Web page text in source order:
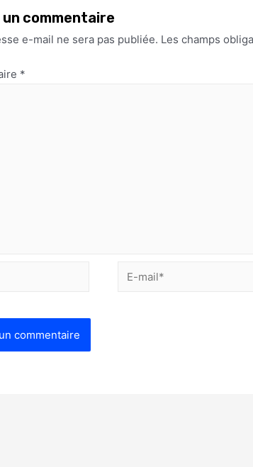
commentaire
e-mail ne sera pas publiée. Les champs
*